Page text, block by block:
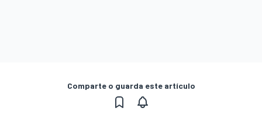
Comparte o guarda este artículo